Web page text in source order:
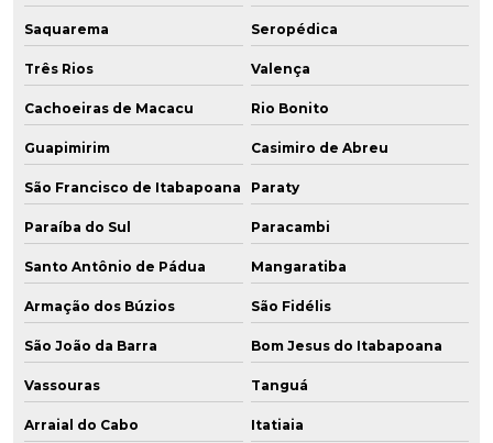
Saquarema Seropédica
Três Rios Valença
Cachoeiras de Macacu Rio Bonito
Guapimirim Casimiro de Abreu
São Francisco de Itabapoana Paraty
Paraíba do Sul Paracambi
Santo Antônio de Pádua Mangaratiba
Armação dos Búzios São Fidélis
São João da Barra Bom Jesus do Itabapoana
Vassouras Tanguá
Arraial do Cabo Itatiaia